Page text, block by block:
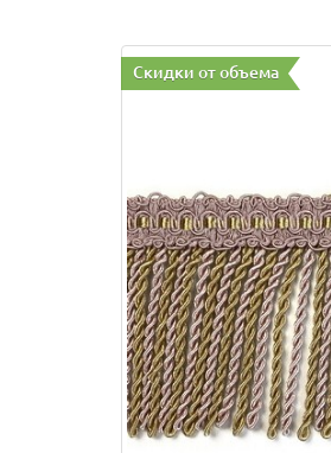
Скидки от объема